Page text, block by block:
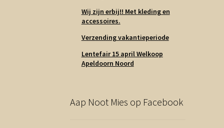
Wij zijn erbij!! Met kleding en
accessoires.
Verzending vakantieperiode
Lentefair 15 april Welkoop
Apeldoorn Noord
Aap Noot Mies op Facebook